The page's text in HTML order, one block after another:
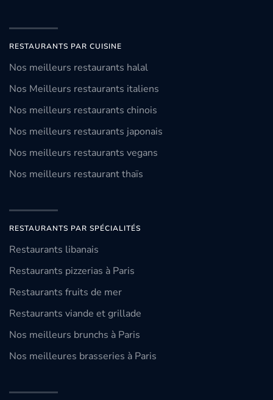
RESTAURANTS PAR CUISINE
Nos meilleurs restaurants halal
Nos Meilleurs restaurants italiens
Nos meilleurs restaurants chinois
Nos meilleurs restaurants japonais
Nos meilleurs restaurants vegans
Nos meilleurs restaurant thaïs
RESTAURANTS PAR SPÉCIALITÉS
Restaurants libanais
Restaurants pizzerias à Paris
Restaurants fruits de mer
Restaurants viande et grillade
Nos meilleurs brunchs à Paris
Nos meilleures brasseries à Paris